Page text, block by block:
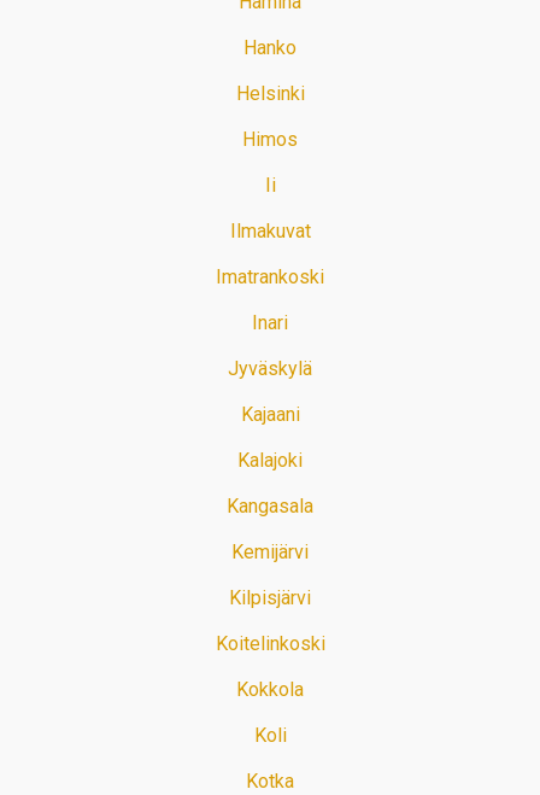
Hanko
Helsinki
Himos
Ii
Ilmakuvat
Imatrankoski
Inari
Jyväskylä
Kajaani
Kalajoki
Kangasala
Kemijärvi
Kilpisjärvi
Koitelinkoski
Kokkola
Koli
Kotka